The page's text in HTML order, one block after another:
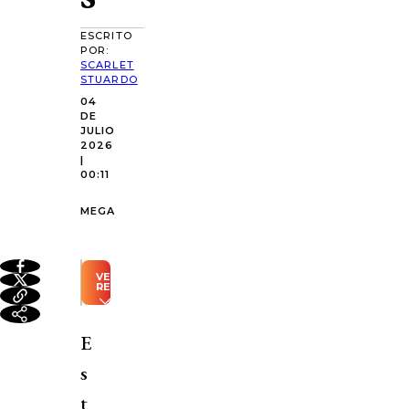
ESCRITO
POR:
SCARLET
STUARDO
04
DE
JULIO
2026
|
00:11
MEGA
VER
RESUMEN
generado
Inteligencia
E
s
t